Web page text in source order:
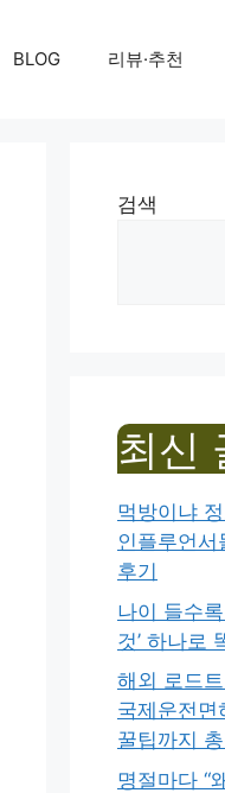
BLOG 리뷰·추천
검색
최신
먹방이냐
인플루언서
후기
나이 들수
것’ 하나로
해외 로드
국제운전면
꿀팁까지
명절마다 “